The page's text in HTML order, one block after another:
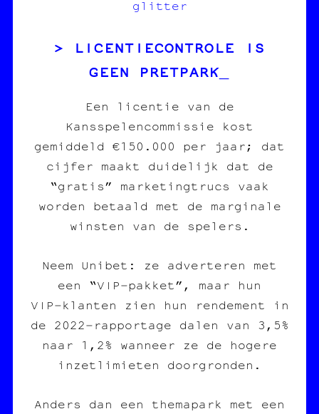
glitter
LICENTIECONTROLE IS
GEEN PRETPARK
Een licentie van de
Kansspelencommissie kost
gemiddeld €150.000 per jaar; dat
cijfer maakt duidelijk dat de
“gratis” marketingtrucs vaak
worden betaald met de marginale
winsten van de spelers.
Neem Unibet: ze adverteren met
een “VIP‑pakket”, maar hun
VIP‑klanten zien hun rendement in
de 2022‑rapportage dalen van 3,5%
naar 1,2% wanneer ze de hogere
inzetlimieten doorgronden.
Anders dan een themapark met een